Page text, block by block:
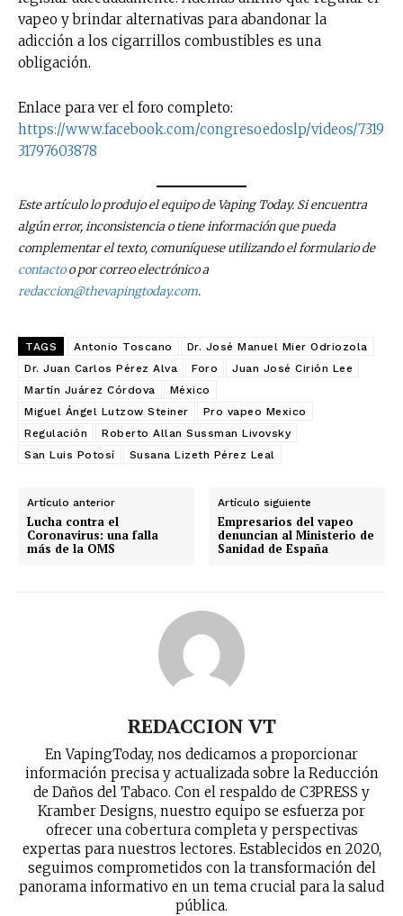
vapeo y brindar alternativas para abandonar la
adicción a los cigarrillos combustibles es una
obligación.
Enlace para ver el foro completo:
https://www.facebook.com/congresoedoslp/videos/7319
31797603878
Este artículo lo produjo el equipo de Vaping Today. Si encuentra
algún error, inconsistencia o tiene información que pueda
complementar el texto, comuníquese utilizando el formulario de
contactoo por correo electrónico a
redaccion@thevapingtoday.com.
TAGS Antonio Toscano
Dr. José Manuel Mier Odriozola
Dr. Juan Carlos Pérez Alva
Foro
Juan José Cirión Lee
Martín Juárez Córdova
México
Miguel Ángel Lutzow Steiner
Pro vapeo Mexico
Regulación
Roberto Allan Sussman Livovsky
San Luis Potosí
Susana Lizeth Pérez Leal
Artículo anterior
Lucha contra el
Coronavirus: una falla
más de la OMS
Artículo siguiente
Empresarios del vapeo
denuncian al Ministerio de
Sanidad de España
REDACCION VT
En VapingToday, nos dedicamos a proporcionar
información precisa y actualizada sobre la Reducción
de Daños del Tabaco. Con el respaldo de C3PRESS y
Kramber Designs, nuestro equipo se esfuerza por
ofrecer una cobertura completa y perspectivas
expertas para nuestros lectores. Establecidos en 2020,
seguimos comprometidos con la transformación del
panorama informativo en un tema crucial para la salud
pública.